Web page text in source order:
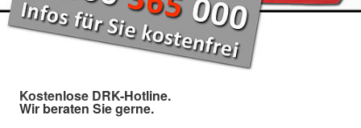
Kostenlose DRK-Hotline.
Wir beraten Sie gerne.